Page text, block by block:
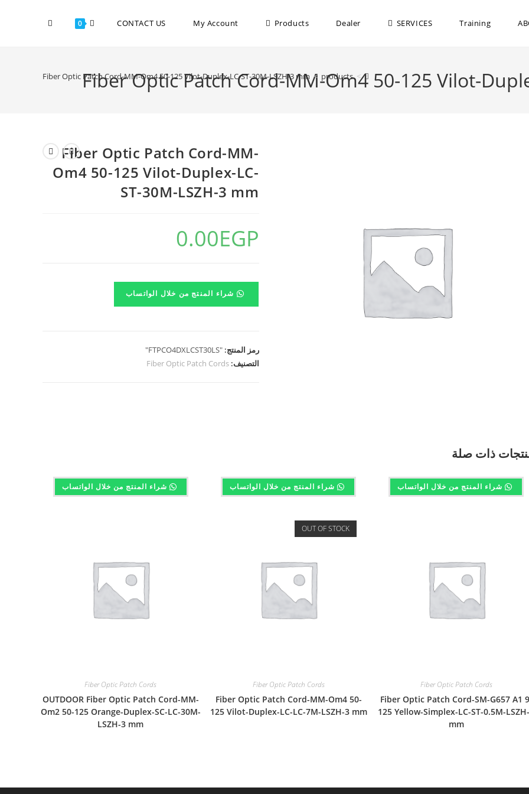
Training
SERVICES
Dealer
Products
My Account
CONTACT US
0
Fiber Optic Patch Cord-MM-Om4 50-125 Vilot-
>
products
>
Fiber Optic Patch Cord-MM-Om4 50-125 Vilot-Duplex-LC-ST-30M-LSZH-3 mm
Fiber Optic Patch Cord-MM-
Om4 50-125 Vilot-Duplex-LC-
ST-30M-LSZH-3 mm
0.00EGP
شراء المنتج من خلال الواتساب
رمز المنتج:"FTPCO4DXLCST30LS"
التصنيف:Fiber Optic Patch Cords
ذات صلة
شراء المنتج من خلال الواتساب
Fiber Optic Patch Cords
Fiber Optic Patch Cord-SM-G657 A1
125 Yellow-Simplex-LC-ST-0.5M-
mm
شراء المنتج من خلال الواتساب
OUT OF STOCK
Fiber Optic Patch Cords
Fiber Optic Patch Cord-MM-Om4 50-
125 Vilot-Duplex-LC-LC-7M-LSZH-3 mm
شراء المنتج من خلال الواتساب
Fiber Optic Patch Cords
OUTDOOR Fiber Optic Patch Cord-MM-
Om2 50-125 Orange-Duplex-SC-LC-30M-
LSZH-3 mm